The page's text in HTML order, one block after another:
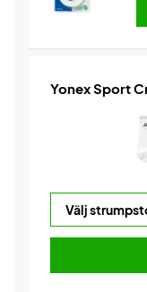
Yonex Sport